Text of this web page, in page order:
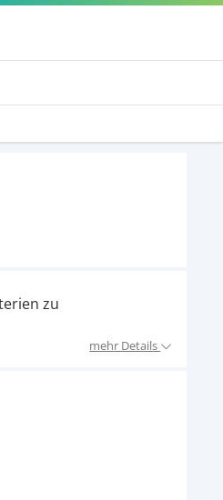
zu
mehr Details